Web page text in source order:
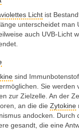
Licht ist
unterscheidet man
auch UVB-Licht
sind
Sie werden
zur Zielzelle. An der
an die die Zytokine
andocken. Durch
gesandt, die eine